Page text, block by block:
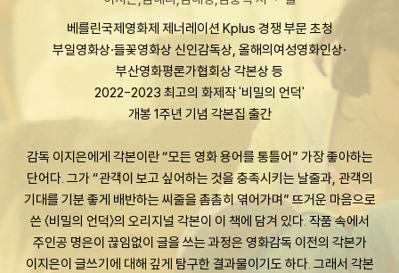
베를린국제영화제 제너레이션 Kplus 경쟁 부문 초청
부일영화상·들꽃영화상 신인감독상, 올해의여성영화인상·
부산영화평론가협회상 각본상 등
2022-2023 최고의 화제작 '비밀의 언덕'
개봉 1주년 기념 각본집 출간
감독 이지은에게 각본이란 “모든 영화 용어를 통틀어” 가장 좋아하는
단어다. 그가 “관객이 보고 싶어하는 것을 충족시키는 날줄과, 관객의
기대를 기분 좋게 배반하는 씨줄을 촘촘히 엮어가며” 뜨거운 마음으로
쓴 〈비밀의 언덕〉의 오리지널 각본이 이 책에 담겨 있다. 작품 속에서
주인공 명은이 끊임없이 글을 쓰는 과정은 영화감독 이전의 각본가
이지은이 글쓰기에 대해 깊게 탐구한 결과물이기도 하다. 그래서 각본